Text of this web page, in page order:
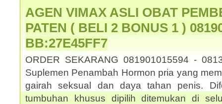
AGEN VIMAX ASLI OBAT
PATEN ( BELI 2 BONUS 1 )
BB:27E45FF7
ORDER SEKARANG 081901015594 -
Suplemen Penambah Hormon pria yang
gairah seksual dan daya tahan penis.
tumbuhan khusus dipilih ditemukan di